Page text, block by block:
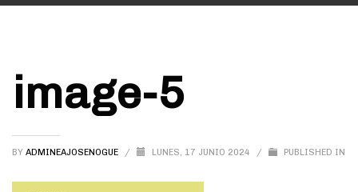
image-5
BY ADMINEAJOSENOGUE / LUNES, 17 JUNIO 2024 / PUBLISHED IN